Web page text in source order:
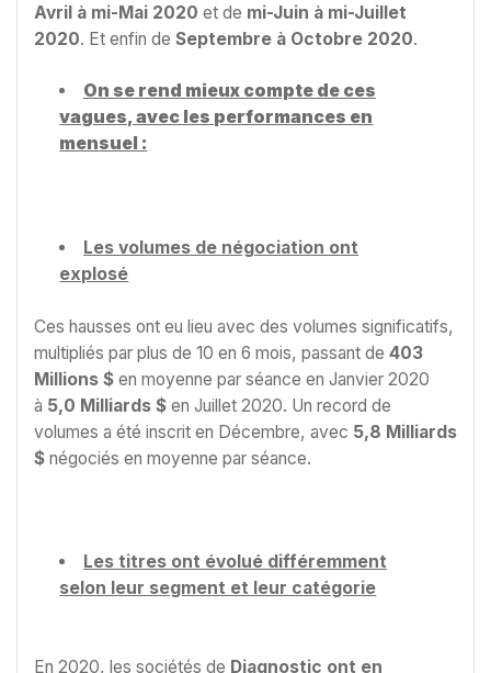
Avril à mi-Mai 2020 et de mi-Juin à mi-Juillet
2020. Et enfin de Septembre à Octobre 2020.
On se rend mieux compte de ces
vagues, avec les performances en
mensuel :
Les volumes de négociation ont
explosé
Ces hausses ont eu lieu avec des volumes significatifs,
multipliés par plus de 10 en 6 mois, passant de 403
Millions $ en moyenne par séance en Janvier 2020
à 5,0 Milliards $ en Juillet 2020. Un record de
volumes a été inscrit en Décembre, avec 5,8 Milliards
$ négociés en moyenne par séance.
Les titres ont évolué différemment
selon leur segment et leur catégorie
En 2020, les sociétés de Diagnostic ont en